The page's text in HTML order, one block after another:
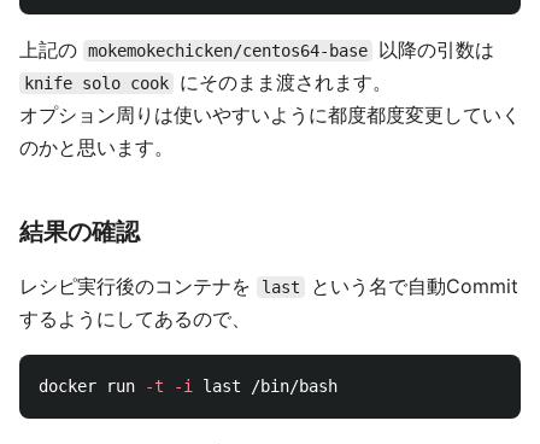
上記の mokemokechicken/centos64-base 以降の引数は
knife solo cook
にそのまま渡されます。
オプション周りは使いやすいように都度都度変更していく
のかと思います。
結果の確認
レシピ実行後のコンテナを last
という名で自動Commit
するようにしてあるので、
docker run -t -i